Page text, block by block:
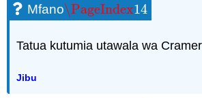
Mfano\PageIndex14
\PageIndex14
Tatua kutumia utawala wa
Jibu